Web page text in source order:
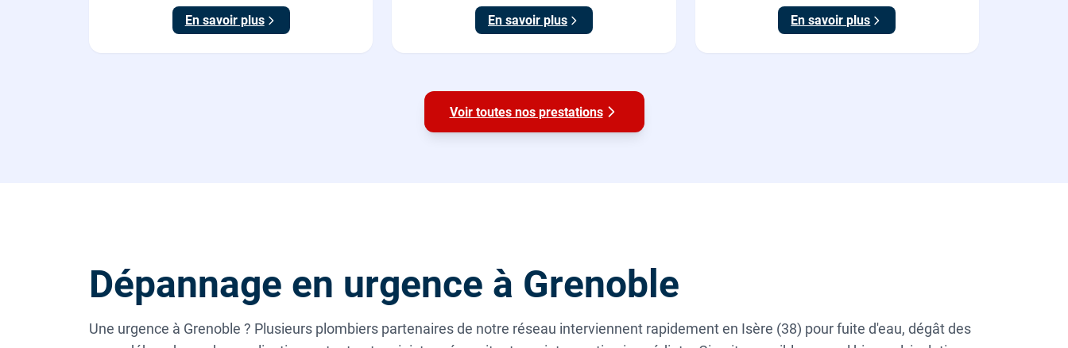
maison, fournie et posée par nos plombiers.
En savoir plus
Origine France Garantie. Protégez toute la maison
En savoir plus En savoir plus
Voir toutes nos prestations
Dépannage en urgence à Grenoble
Une urgence à Grenoble ? Plusieurs plombiers partenaires de notre réseau interviennent rapidement en Isère (38) pour fuite d'eau, dégât des